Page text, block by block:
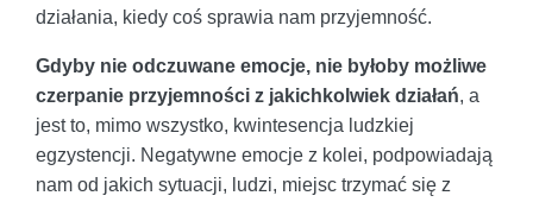
działania, kiedy coś sprawia nam przyjemność.
Gdyby nie odczuwane emocje, nie byłoby możliwe
czerpanie przyjemności z jakichkolwiek działań, a
jest to, mimo wszystko, kwintesencja ludzkiej
egzystencji. Negatywne emocje z kolei, podpowiadają
nam od jakich sytuacji, ludzi, miejsc trzymać się z